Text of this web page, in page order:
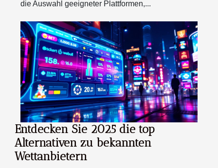
die Auswahl geeigneter Plattformen,...
Entdecken Sie 2025 die top
Alternativen zu bekannten
Wettanbietern